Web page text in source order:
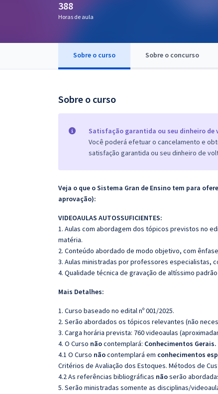
Questões grátis
388
Horas de aula
Sobre o curso Sobre o concurso
Sobre o curso
Satisfação garantida ou seu dinheiro de
Você poderá efetuar o cancelamento e
satisfação garantida ou seu dinheiro de
Veja o que o Sistema Gran de Ensino tem para
aprovação):
VIDEOAULAS AUTOSSUFICIENTES:
1. Aulas com abordagem dos tópicos previstos no
matéria.
2. Conteúdo abordado de modo objetivo, com
3. Aulas ministradas por professores especialistas,
4. Qualidade técnica de gravação de altíssimo
Mais Detalhes:
1. Curso baseado no edital nº 001/2025.
2. Serão abordados os tópicos relevantes (não
3. Carga horária prevista: 760 videoaulas
4. O Curso nãocontemplará: Conhecimentos Gerais.
4.1 O Curso nãocontemplará em conhecimentos
Critérios de Avaliação dos Estoques. Métodos de
4.2 As referências bibliográficas nãoserão
5. Serão ministradas somente as disciplinas/